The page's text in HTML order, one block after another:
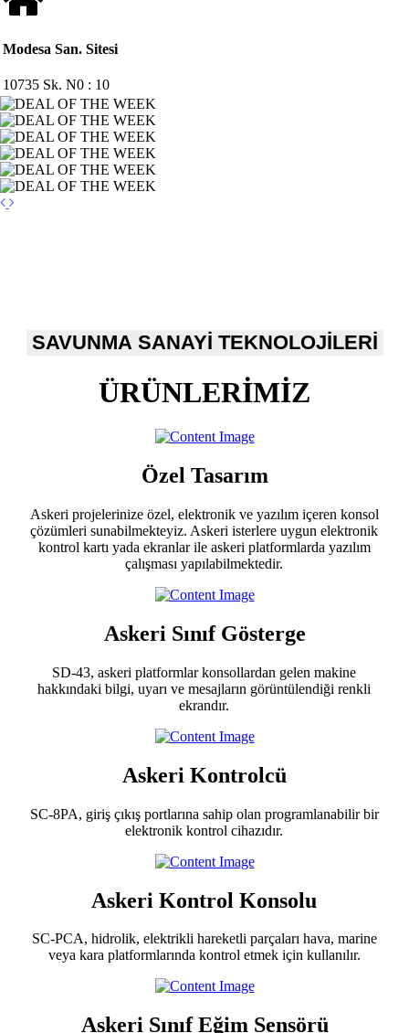
Modesa San. Sitesi
10735 Sk. N0 : 10
SAVUNMA SANAYİ TEKNOLOJİLERİ
ÜRÜNLERİMİZ
Özel Tasarım
Askeri projelerinize özel, elektronik ve yazılım içeren konsol
çözümleri sunabilmekteyiz. Askeri isterlere uygun elektronik
kontrol kartı yada ekranlar ile askeri platformlarda yazılım
çalışması yapılabilmektedir.
Askeri Sınıf Gösterge
SD-43, askeri platformlar konsollardan gelen makine
hakkındaki bilgi, uyarı ve mesajların görüntülendiği renkli
ekrandır.
Askeri Kontrolcü
SC-8PA, giriş çıkış portlarına sahip olan programlanabilir bir
elektronik kontrol cihazıdır.
Askeri Kontrol Konsolu
SC-PCA, hidrolik, elektrikli hareketli parçaları hava, marine
veya kara platformlarında kontrol etmek için kullanılır.
Askeri Sınıf Eğim Sensörü